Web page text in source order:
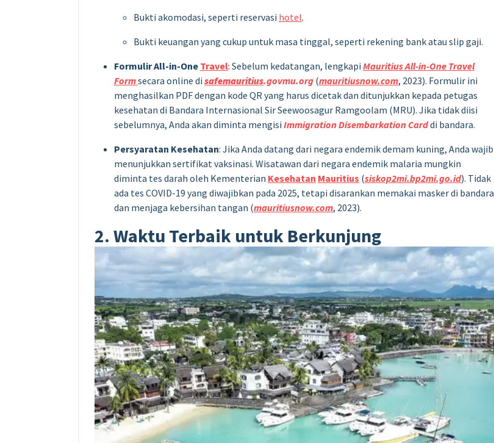
Bukti akomodasi, seperti reservasi hotel.
Bukti keuangan yang cukup untuk masa tinggal, seperti rekening bank atau slip gaji.
Formulir All-in-One Travel: Sebelum kedatangan, lengkapi Mauritius All-in-One Travel
Formsecara online di safemauritius.govmu.org (mauritiusnow.com, 2023). Formulir ini
menghasilkan PDF dengan kode QR yang harus dicetak dan ditunjukkan kepada petugas
kesehatan di Bandara Internasional Sir Seewoosagur Ramgoolam (MRU). Jika tidak diisi
sebelumnya, Anda akan diminta mengisi Immigration Disembarkation Carddi bandara.
Persyaratan Kesehatan: Jika Anda datang dari negara endemik demam kuning, Anda wajib
menunjukkan sertifikat vaksinasi. Wisatawan dari negara endemik malaria mungkin
diminta tes darah oleh Kementerian Kesehatan Mauritius (siskop2mi.bp2mi.go.id). Tidak
ada tes COVID-19 yang diwajibkan pada 2025, tetapi disarankan memakai masker di bandara
dan menjaga kebersihan tangan (mauritiusnow.com, 2023).
2. Waktu Terbaik untuk Berkunjung